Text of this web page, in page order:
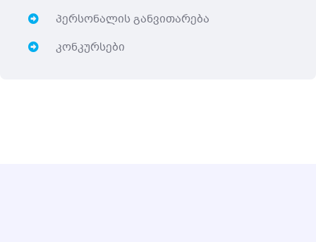
პერსონალის განვითარება
კონკურსები